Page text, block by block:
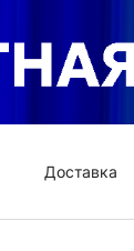
Доставка